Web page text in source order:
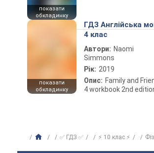
показати
обкладинку
показати
обкладинку
ГДЗ Англійська
4 клас
Автори: Naomi
Simmons
Рік: 2019
Опис: Family and
4 workbook 2nd
✅ ГДЗ ✅ ⚡ 10 клас ⚡